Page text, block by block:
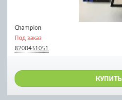
Champion
Под заказ
8200431051
КУПИТЬ